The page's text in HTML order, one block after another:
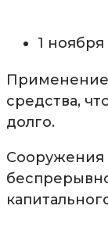
1 ноября
Применение
средства,
долго.
Сооружения